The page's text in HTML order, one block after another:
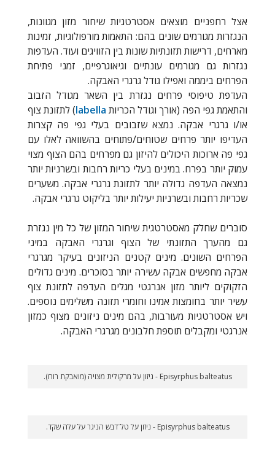
אצל רחפניים מוצאים אסטרטגיות שיחור מזון מגוונות,
הנגזרות מגורמים שונים בהם: התאמות מורפולוגיות, זמינות
מארחים, דרישות תזונתיות שונות בין הזוויגים ועוד. העדפות
נגזרות גם מגורמים עונתיים וגיאוגרפיים, זמני פתיחת
הפרחים ביממה ואפילו גודל גרגרי האבקה.
העדפת טיפוסי פרחים נגזרת בין השאר מגודל הזבוב
והתאמת גפי הפה (אורך וגודל הכריות labella) לתזונת צוף
או/ו גרגרי אבקה. נמצא שזבובים בעלי גפי פה קצרות
העדיפו יותר פרחים שטוחים/פתוחים בהשוואה לאלו עם
גפי פה ארוכות היכולים להיזון גם מפרחים בהם הצוף מצוי
עמוק יותר בפרח. במינים בעלי כריות רחבות ובשרניות יותר
נמצאה העדפה גדולה יותר לתזונת גרגרי אבקה. משערים
שכריות רחבות ובשרניות יעילות יותר בליקוט גרגרי אבקה.
סוברים שחלק מאסטרטגית שיחור המזון של כל מין נגזרת
גם מהערך התזונתי של הצוף וגרגרי האבקה במיני
הפרחים השונים. מינים קטנים הניזונים בעיקר מגרגרי
אבקה מחפשים אבקה עשירה יותר בסוכרים. מינים גדולים
הזקוקים ליותר מזון אנרגטי מגלים העדפה לתזונת צוף
עשיר יותר בחומצות אמינו וחומרי תזונה משלימים נוספים.
ויש אסטרטגיות מעורבות, בהם מינים ניזונים מצוף כמזון
אנרגטי ומקבלים תוספת חלבונים מגרגרי האבקה.
Episyrphus balteatus - ניזון על מרקולית מצויה (מואבקת רוח).
Episyrphus balteatus - ניזון על טל־דבש הניגר על עלה שקד.